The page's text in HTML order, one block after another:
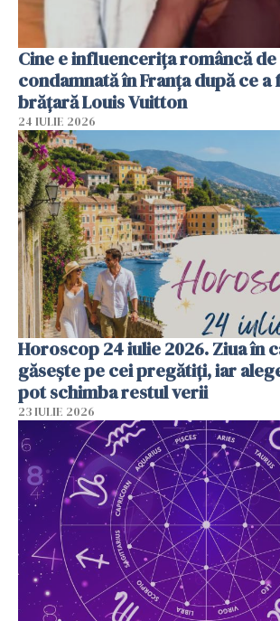
Cine e influencerița româncă
condamnată în Franța după ce a
brățară Louis Vuitton
24 IULIE 2026
Horoscop 24 iulie 2026. Ziua în
găsește pe cei pregătiți, iar
pot schimba restul verii
23 IULIE 2026